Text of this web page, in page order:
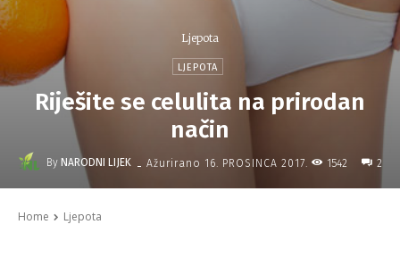
Ljepota
LJEPOTA
Riješite se celulita na prirodan
način
By NARODNI LIJEK - Ažurirano 16. PROSINCA 2017. 1542 2
Home Ljepota